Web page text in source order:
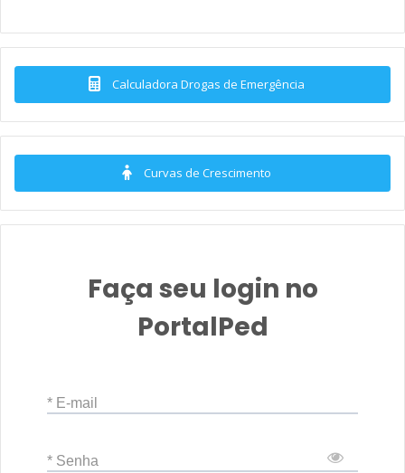
Calculadora Drogas de Emergência
Curvas de Crescimento
Faça seu login no
PortalPed
* E-mail
* Senha